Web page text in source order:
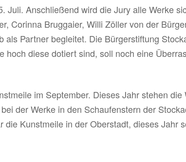
Juli. Anschließend wird die Jury alle Werke
Corinna Bruggaier, Willi Zöller von der
Partner begleitet. Die Bürgerstiftung
diese dotiert sind, soll noch eine
im September. Dieses Jahr stehen die
der Werke in den Schaufenstern der
Kunstmeile in der Oberstadt, dieses Jahr